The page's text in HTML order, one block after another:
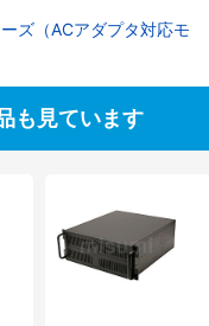
ズ（ACアダプタ対応モ
も見ています